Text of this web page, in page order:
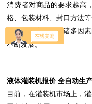
消费者对商品的要求越高
格、包装材料、封口方法
场是一个变量，受诸多因
不断发展。
液体灌装机报价 全自动生
目前，在灌装机市场上，